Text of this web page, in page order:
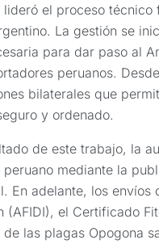
lideró el proceso
La gestión se
para dar paso al
peruanos.
bilaterales que
y ordenado.
de este trabajo, la
peruano mediante la
En adelante, los
(AFIDI), el Certificado
las plagas Opogona